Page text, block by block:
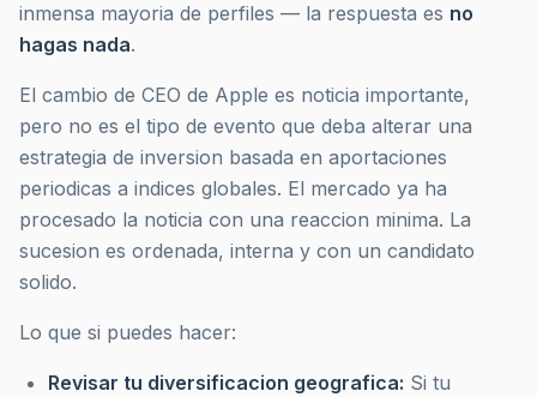
inmensa mayoria de perfiles — la respuesta es no
hagas nada.
El cambio de CEO de Apple es noticia importante,
pero no es el tipo de evento que deba alterar una
estrategia de inversion basada en aportaciones
periodicas a indices globales. El mercado ya ha
procesado la noticia con una reaccion minima. La
sucesion es ordenada, interna y con un candidato
solido.
Lo que si puedes hacer:
Revisar tu diversificacion geografica: Si tu